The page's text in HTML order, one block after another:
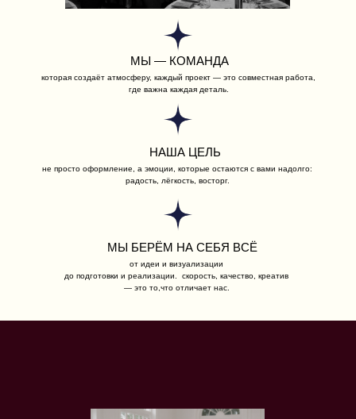
которая создаёт атмосферу, каждый проект — это совместная работа,
где важна каждая деталь.
МЫ — КОМАНДА
МЫ БЕРЁМ НА СЕБЯ ВСЁ
от идеи и визуализации
до подготовки и реализации. скорость, качество, креатив
— это то,что отличает нас.
НАША ЦЕЛЬ
не просто оформление, а эмоции, которые остаются с вами надолго:
радость, лёгкость, восторг.